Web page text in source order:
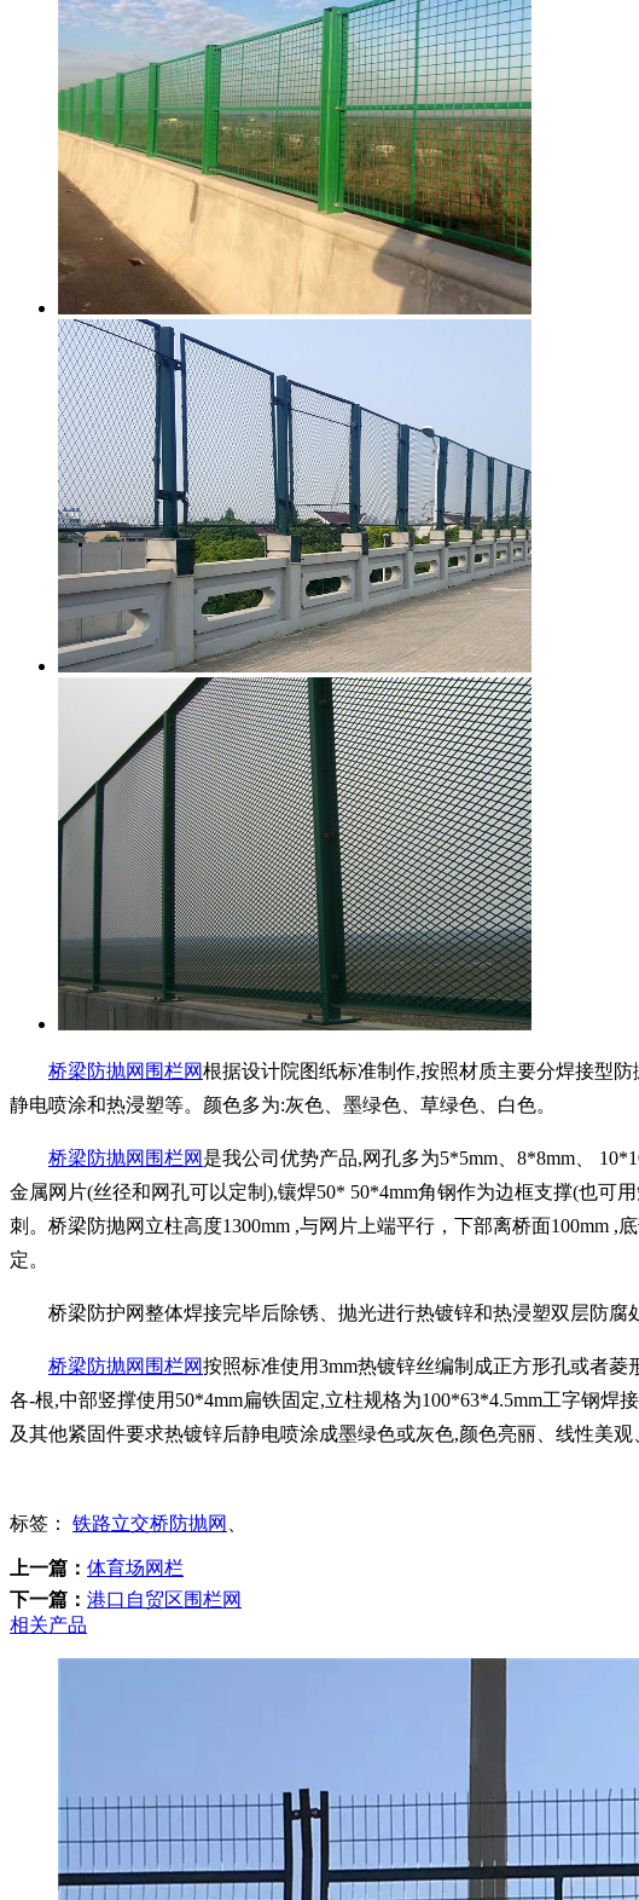
桥梁防抛网围栏网根据设计院图纸标准制作,按照材质主要分焊接型
静电喷涂和热浸塑等。颜色多为:灰色、墨绿色、草绿色、白色。
桥梁防抛网围栏网 是我公司优势产品,网孔多为5*5mm、8*8mm、
金属网片(丝径和网孔可以定制),镶焊50* 50*4mm角钢作为边框支撑(也可
刺。桥梁防抛网立柱高度1300mm ,与网片上端平行，下部离桥面100mm
定。
桥梁防护网整体焊接完毕后除锈、抛光进行热镀锌和热浸塑双层防
桥梁防抛网围栏网按照标准使用3mm热镀锌丝编制成正方形孔或者菱
各-根,中部竖撑使用50*4mm扁铁固定,立柱规格为100*63*4.5mm工字钢
及其他紧固件要求热镀锌后静电喷涂成墨绿色或灰色,颜色亮丽、线性美观
标签： 铁路立交桥防抛网
上一篇： 体育场网栏
下一篇： 港口自贸区围栏网
相关产品